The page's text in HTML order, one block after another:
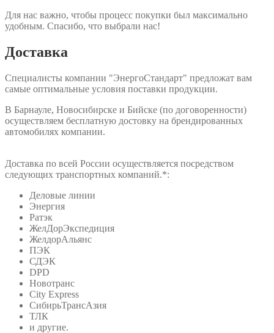
Для нас важно, чтобы процесс покупки был максимально
удобным. Спасибо, что выбрали нас!
Доставка
Специалисты компании "ЭнергоСтандарт" предложат вам
самые оптимальные условия поставки продукции.
В Барнауле, Новосибирске и Бийске (по договоренности)
осуществляем бесплатную достовку на брендированных
автомобилях компании.
Доставка по всей России осуществляется посредством
следующих транспортных компаний.*:
Деловые линии
Энергия
Ратэк
ЖелДорЭкспедиция
ЖелдорАльянс
ПЭК
СДЭК
DPD
Новотранс
City Express
СибирьТрансАзия
ТЛК
и другие.